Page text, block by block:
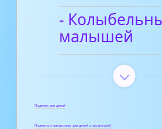
-
малышей
Поделки для детей
Полезные материалы для детей и родителей